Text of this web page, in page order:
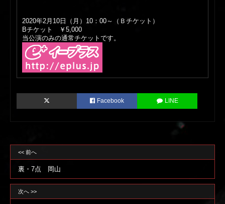
2020年2月10日（月）10：00～（Ｂチケット）
Bチケット ￥5,000
当公演のみの通常チケットです。
Facebook LINE
<< 前へ
裏・7点 岡山
次へ >>